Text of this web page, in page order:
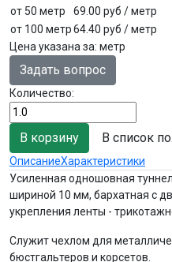
от 50 метр
69.00 руб / метр
от 100 метр64.40 руб / метр
Цена указана за: метр
Задать вопрос
Количество:
В список
ОписаниеХарактеристики
Усиленная одношовная
шириной 10 мм, бархатная с
укрепления ленты -
Служит чехлом для
бюстгальтеров и корсетов.